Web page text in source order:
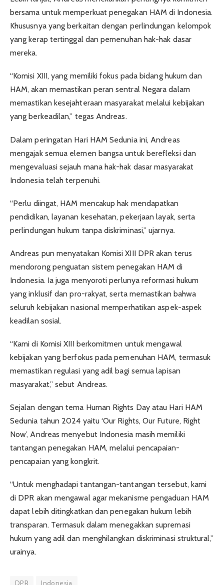
bersama untuk memperkuat penegakan HAM di Indonesia.
Khususnya yang berkaitan dengan perlindungan kelompok
yang kerap tertinggal dan pemenuhan hak-hak dasar
mereka.
“Komisi XIII, yang memiliki fokus pada bidang hukum dan
HAM, akan memastikan peran sentral Negara dalam
memastikan kesejahteraan masyarakat melalui kebijakan
yang berkeadilan,” tegas Andreas.
Dalam peringatan Hari HAM Sedunia ini, Andreas
mengajak semua elemen bangsa untuk berefleksi dan
mengevaluasi sejauh mana hak-hak dasar masyarakat
Indonesia telah terpenuhi.
“Perlu diingat, HAM mencakup hak mendapatkan
pendidikan, layanan kesehatan, pekerjaan layak, serta
perlindungan hukum tanpa diskriminasi,” ujarnya.
Andreas pun menyatakan Komisi XIII DPR akan terus
mendorong penguatan sistem penegakan HAM di
Indonesia. Ia juga menyoroti perlunya reformasi hukum
yang inklusif dan pro-rakyat, serta memastikan bahwa
seluruh kebijakan nasional memperhatikan aspek-aspek
keadilan sosial.
“Kami di Komisi XIII berkomitmen untuk mengawal
kebijakan yang berfokus pada pemenuhan HAM, termasuk
memastikan regulasi yang adil bagi semua lapisan
masyarakat,” sebut Andreas.
Sejalan dengan tema Human Rights Day atau Hari HAM
Sedunia tahun 2024 yaitu ‘Our Rights, Our Future, Right
Now’, Andreas menyebut Indonesia masih memiliki
tantangan penegakan HAM, melalui pencapaian-
pencapaian yang kongkrit.
“Untuk menghadapi tantangan-tantangan tersebut, kami
di DPR akan mengawal agar mekanisme pengaduan HAM
dapat lebih ditingkatkan dan penegakan hukum lebih
transparan. Termasuk dalam menegakkan supremasi
hukum yang adil dan menghilangkan diskriminasi struktural,”
urainya.
DPR Indonesia